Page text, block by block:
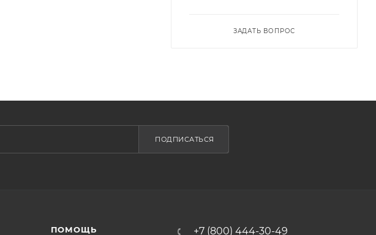
ЗАДАТЬ ВОПРОС
ПОДПИСАТЬСЯ
ПОМОЩЬ +7 (800) 444-30-49